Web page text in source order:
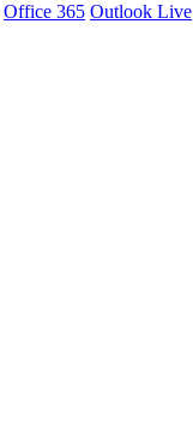
Office 365 Outlook Live